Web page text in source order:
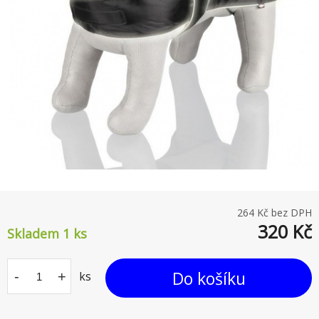
264 Kč bez DPH
Skladem 1 ks 320 Kč
- + ks Do košíku